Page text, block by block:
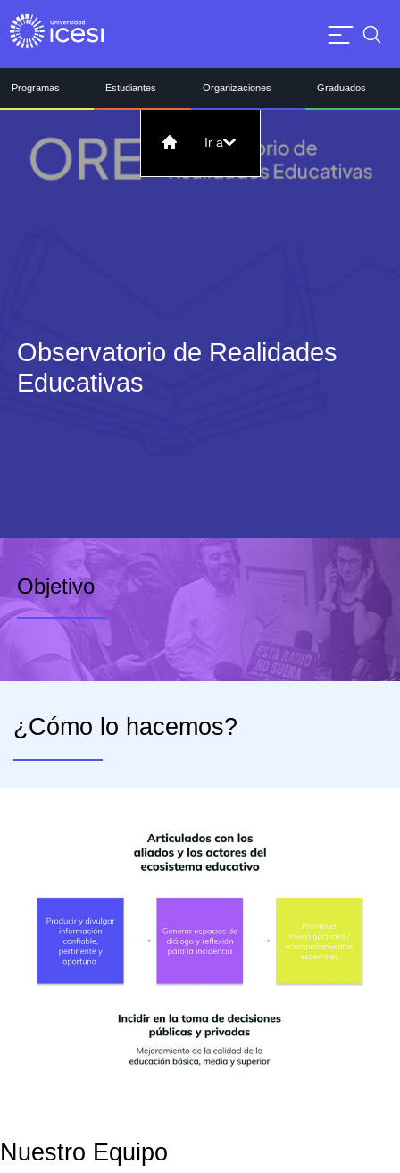
Programas Estudiantes Organizaciones Graduados
Ir a
Observatorio de Realidades
Educativas
Objetivo
¿Cómo lo hacemos?
Nuestro Equipo